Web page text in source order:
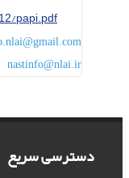
papi.pdf
nastinfo@nlai.ir
دسترسی سریع